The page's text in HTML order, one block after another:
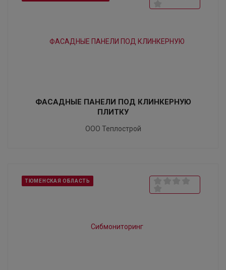
ФАСАДНЫЕ ПАНЕЛИ ПОД КЛИНКЕРНУЮ
ПЛИТКУ
ООО Теплострой
ТЮМЕНСКАЯ ОБЛАСТЬ